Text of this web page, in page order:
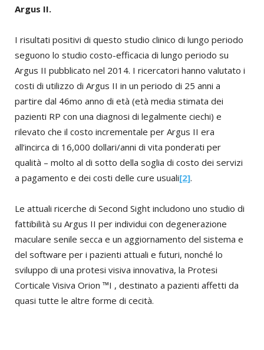
Argus II.
I risultati positivi di questo studio clinico di lungo periodo
seguono lo studio costo-efficacia di lungo periodo su
Argus II pubblicato nel 2014. I ricercatori hanno valutato i
costi di utilizzo di Argus II in un periodo di 25 anni a
partire dal 46mo anno di età (età media stimata dei
pazienti RP con una diagnosi di legalmente ciechi) e
rilevato che il costo incrementale per Argus II era
all’incirca di 16,000 dollari/anni di vita ponderati per
qualità – molto al di sotto della soglia di costo dei servizi
a pagamento e dei costi delle cure usuali[2].
Le attuali ricerche di Second Sight includono uno studio di
fattibilità su Argus II per individui con degenerazione
maculare senile secca e un aggiornamento del sistema e
del software per i pazienti attuali e futuri, nonché lo
sviluppo di una protesi visiva innovativa, la Protesi
Corticale Visiva Orion ™I , destinato a pazienti affetti da
quasi tutte le altre forme di cecità.